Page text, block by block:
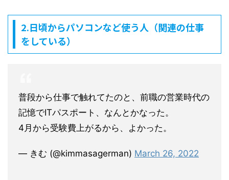
2.日頃からパソコンなど使う人（関連の仕事
をしている）
普段から仕事で触れてたのと、前職の営業時代の
記憶でITパスポート、なんとかなった。
4月から受験費上がるから、よかった。
— きむ (@kimmasagerman) March 26, 2022